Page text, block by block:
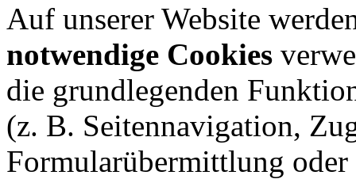
Auf unserer Website
notwendige Cookies
die grundlegenden
(z. B. Seitennavigation,
Formularübermittlung